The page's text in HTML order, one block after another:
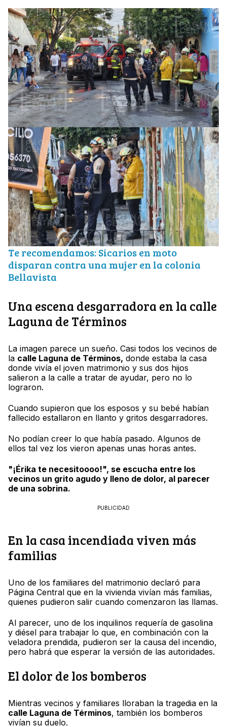
Te recomendamos: Sicarios en moto
disparan contra una mujer en la colonia
Bellavista
Una escena desgarradora en la calle
Laguna de Términos
La imagen parece un sueño. Casi todos los vecinos de
la calle Laguna de Términos, donde estaba la casa
donde vivía el joven matrimonio y sus dos hijos
salieron a la calle a tratar de ayudar, pero no lo
lograron.
Cuando supieron que los esposos y su bebé habían
fallecido estallaron en llanto y gritos desgarradores.
No podían creer lo que había pasado. Algunos de
ellos tal vez los vieron apenas unas horas antes.
"¡Érika te necesitoooo!", se escucha entre los
vecinos un grito agudo y lleno de dolor, al parecer
de una sobrina.
PUBLICIDAD
En la casa incendiada viven más
familias
Uno de los familiares del matrimonio declaró para
Página Central que en la vivienda vivían más familias,
quienes pudieron salir cuando comenzaron las llamas.
Al parecer, uno de los inquilinos requería de gasolina
y diésel para trabajar lo que, en combinación con la
veladora prendida, pudieron ser la causa del incendio,
pero habrá que esperar la versión de las autoridades.
El dolor de los bomberos
Mientras vecinos y familiares lloraban la tragedia en la
calle Laguna de Términos, también los bomberos
vivían su duelo.